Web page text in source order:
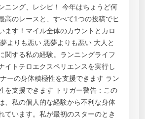
ニング、レシピ！ 今年はちょうど何
高のレースと、すべて1つの投稿でヒ
ます！マイル全体のカウントとカロ
よりも悪い 悪夢よりも悪い 大人と
関する私の経験。ランニングライフ
イトテロエクスペリエンスを実行し
ーの身体積極性を支援できます ラン
を支援できます トリガー警告：この
、私の個人的な経験から不利な身体
ています。私が最初のスターのとき